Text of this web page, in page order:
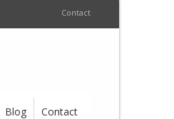
Contact
Blog Contact